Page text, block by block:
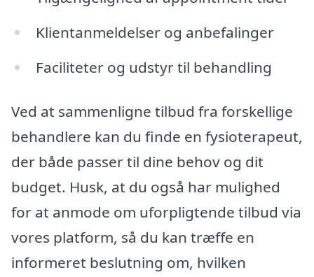
Klientanmeldelser og anbefalinger
Faciliteter og udstyr til behandling
Ved at sammenligne tilbud fra forskellige
behandlere kan du finde en fysioterapeut,
der både passer til dine behov og dit
budget. Husk, at du også har mulighed
for at anmode om uforpligtende tilbud via
vores platform, så du kan træffe en
informeret beslutning om, hvilken